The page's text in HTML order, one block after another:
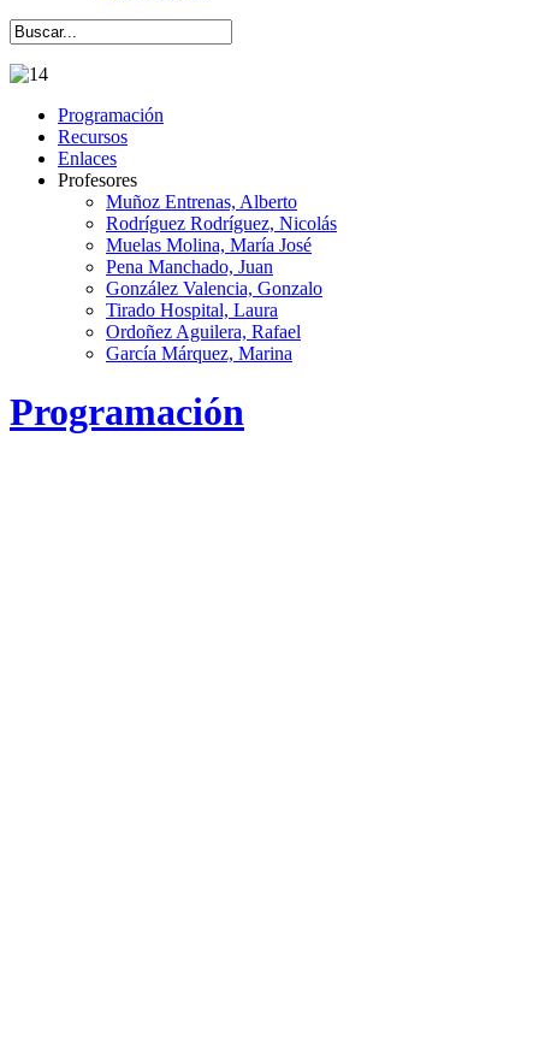
Programación
Recursos
Enlaces
Profesores
Muñoz Entrenas, Alberto
Rodríguez Rodríguez, Nicolás
Muelas Molina, María José
Pena Manchado, Juan
González Valencia, Gonzalo
Tirado Hospital, Laura
Ordoñez Aguilera, Rafael
García Márquez, Marina
Programación